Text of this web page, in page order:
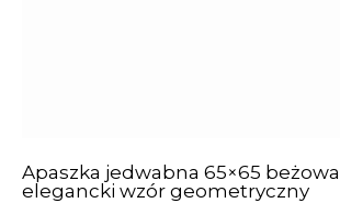
Apaszka jedwabna 65×65 beżowa
elegancki wzór geometryczny